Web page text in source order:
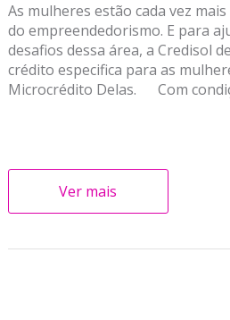
As mulheres estão cada vez
do empreendedorismo. E para
desafios dessa área, a Credisol
crédito especifica para as
Microcrédito Delas. Com
Ver mais